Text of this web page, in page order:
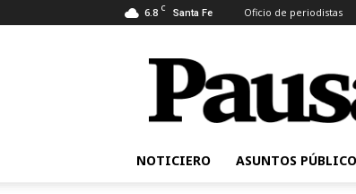
6.8 C Santa Fe Oficio de periodistas
Pausa
NOTICIERO ASUNTOS